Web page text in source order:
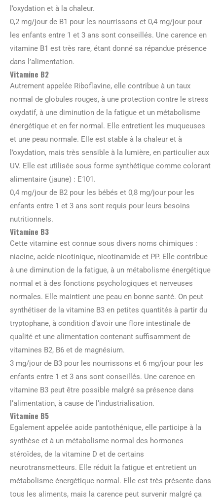
l’oxydation et à la chaleur.
0,2 mg/jour de B1 pour les nourrissons et 0,4 mg/jour pour
les enfants entre 1 et 3 ans sont conseillés. Une carence en
vitamine B1 est très rare, étant donné sa répandue présence
dans l’alimentation.
Vitamine B2
Autrement appelée Riboflavine, elle contribue à un taux
normal de globules rouges, à une protection contre le stress
oxydatif, à une diminution de la fatigue et un métabolisme
énergétique et en fer normal. Elle entretient les muqueuses
et une peau normale. Elle est stable à la chaleur et à
l’oxydation, mais très sensible à la lumière, en particulier aux
UV. Elle est utilisée sous forme synthétique comme colorant
alimentaire (jaune) : E101.
0,4 mg/jour de B2 pour les bébés et 0,8 mg/jour pour les
enfants entre 1 et 3 ans sont requis pour leurs besoins
nutritionnels.
Vitamine B3
Cette vitamine est connue sous divers noms chimiques :
niacine, acide nicotinique, nicotinamide et PP. Elle contribue
à une diminution de la fatigue, à un métabolisme énergétique
normal et à des fonctions psychologiques et nerveuses
normales. Elle maintient une peau en bonne santé. On peut
synthétiser de la vitamine B3 en petites quantités à partir du
tryptophane, à condition d’avoir une flore intestinale de
qualité et une alimentation contenant suffisamment de
vitamines B2, B6 et de magnésium.
3 mg/jour de B3 pour les nourrissons et 6 mg/jour pour les
enfants entre 1 et 3 ans sont conseillés. Une carence en
vitamine B3 peut être possible malgré sa présence dans
l’alimentation, à cause de l’industrialisation.
Vitamine B5
Egalement appelée acide pantothénique, elle participe à la
synthèse et à un métabolisme normal des hormones
stéroïdes, de la vitamine D et de certains
neurotransmetteurs. Elle réduit la fatigue et entretient un
métabolisme énergétique normal. Elle est très présente dans
tous les aliments, mais la carence peut survenir malgré ça